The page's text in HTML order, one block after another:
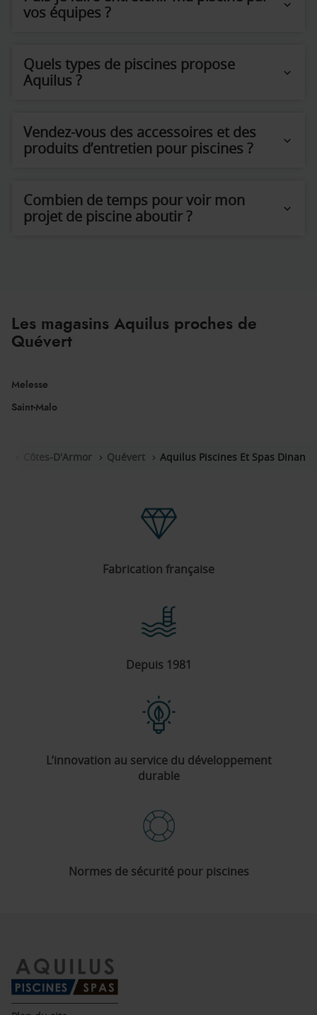
vos équipes ?
Quels types de piscines propose
Aquilus ?
Vendez-vous des accessoires et des
produits d’entretien pour piscines ?
Combien de temps pour voir mon
projet de piscine aboutir ?
Les magasins Aquilus proches de
Quévert
Melesse
Saint-Malo
Côtes-D'Armor Quévert Aquilus Piscines Et Spas Dinan
Fabrication française
Depuis 1981
L’innovation au service du développement
durable
Normes de sécurité pour piscines